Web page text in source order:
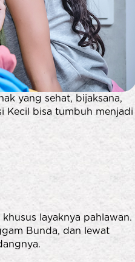
yang sehat, bijaksana,
Kecil bisa tumbuh menjadi
layaknya pahlawan.
Bunda, dan lewat